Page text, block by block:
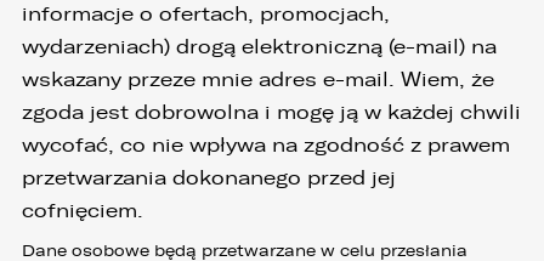
informacje o ofertach, promocjach,
wydarzeniach) drogą elektroniczną (e-mail) na
wskazany przeze mnie adres e-mail. Wiem, że
zgoda jest dobrowolna i mogę ją w każdej chwili
wycofać, co nie wpływa na zgodność z prawem
przetwarzania dokonanego przed jej
cofnięciem.
Dane osobowe będą przetwarzane w celu przesłania